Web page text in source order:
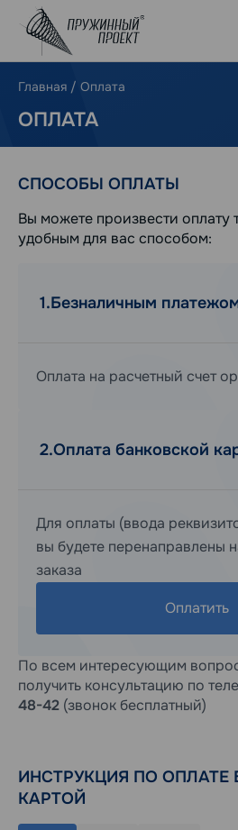
Главная / Оплата
ОПЛАТА
СПОСОБЫ ОПЛАТЫ
Вы можете произвести оплату
удобным для вас способом:
1.Безналичным
Оплата на расчетный счет
2.Оплата банковской
Для оплаты (ввода
вы будете перенаправлены
заказа
Оплатить
По всем интересующим
получить консультацию по
48-42 (звонок бесплатный)
ИНСТРУКЦИЯ ПО ОПЛАТЕ
КАРТОЙ